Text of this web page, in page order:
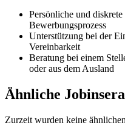
Persönliche und
Bewerbungsprozess
Unterstützung bei der
Vereinbarkeit
Beratung bei einem
oder aus dem Ausland
Ähnliche
Zurzeit wurden keine